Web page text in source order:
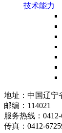
技术能力
地址：中国辽宁
邮编：114021
服务热线：0412-
传真：0412-